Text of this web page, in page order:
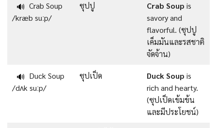
🔊 Crab Soup
/kræb suːp/
ซุปปู Crab Soup is
savory and
flavorful. (ซุปปู
เค็มมันและรสชาติ
จัดจ้าน)
🔊 Duck Soup
/dʌk suːp/
ซุปเป็ด Duck Soup is
rich and hearty.
(ซุปเป็ดเข้มข้น
และมีประโยชน์)